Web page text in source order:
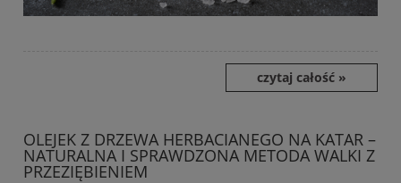
czytaj całość »
OLEJEK Z DRZEWA HERBACIANEGO NA KATAR –
NATURALNA I SPRAWDZONA METODA WALKI Z
PRZEZIĘBIENIEM